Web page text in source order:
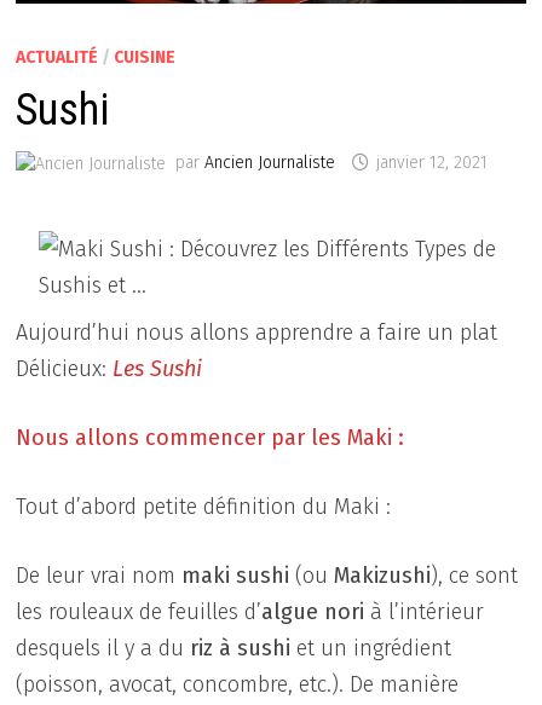
ACTUALITÉ / CUISINE
Sushi
parAncien Journaliste janvier 12, 2021
Aujourd’hui nous allons apprendre a faire un plat
Délicieux: Les Sushi
Nous allons commencer par les Maki :
Tout d’abord petite définition du Maki :
De leur vrai nom maki sushi(ouMakizushi), ce sont
les rouleaux de feuilles d’algue nori à l’intérieur
desquels il y a du riz à sushi et un ingrédient
(poisson, avocat, concombre, etc.). De manière